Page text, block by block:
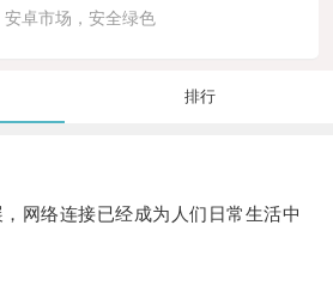
安卓市场，安全绿色
排行
络连接已经成为人们日常生活中